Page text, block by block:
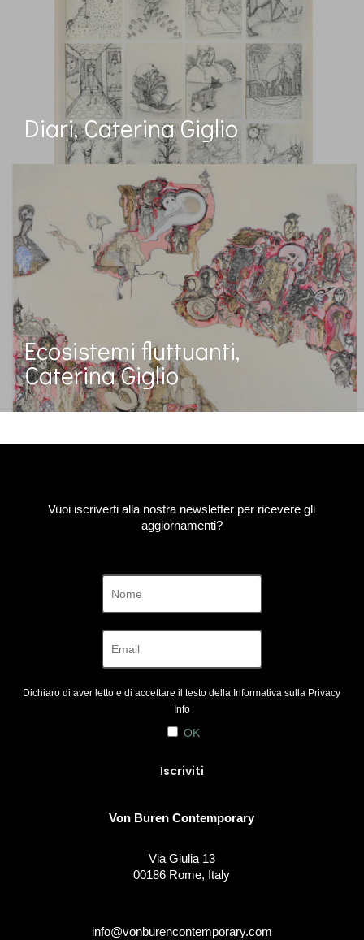
Diari, Caterina Giglio
Ecosistemi fluttuanti,
Caterina Giglio
Vuoi iscriverti alla nostra newsletter per ricevere gli
aggiornamenti?
Dichiaro di aver letto e di accettare il testo della Informativa sulla Privacy
Info
OK
Von Buren Contemporary
Via Giulia 13
00186 Rome, Italy
info@vonburencontemporary.com